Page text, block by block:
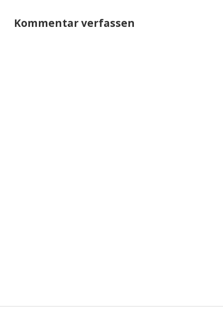
Kommentar verfassen